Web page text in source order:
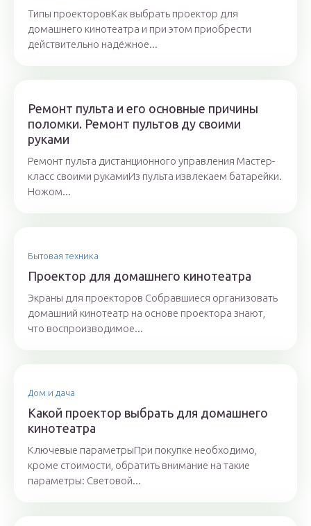
Типы проекторовКак выбрать проектор для
домашнего кинотеатра и при этом приобрести
действительно надёжное...
Ремонт пульта и его основные причины
поломки. Ремонт пультов ду своими
руками
Ремонт пульта дистанционного управления Мастер-
класс своими рукамиИз пульта извлекаем батарейки.
Ножом...
Бытовая техника
Проектор для домашнего кинотеатра
Экраны для проекторов Собравшиеся организовать
домашний кинотеатр на основе проектора знают,
что воспроизводимое...
Дом и дача
Какой проектор выбрать для домашнего
кинотеатра
Ключевые параметрыПри покупке необходимо,
кроме стоимости, обратить внимание на такие
параметры: Световой...